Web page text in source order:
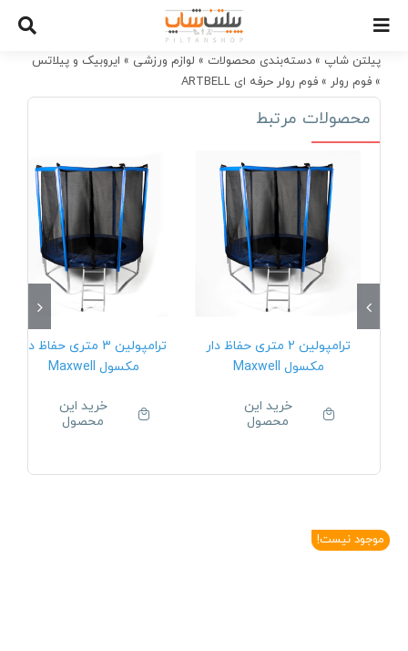
contentپیلتن شاپ » دسته‌بندی محصولات » لوازم ورزشی » ایروبیک و پیلاتس
» فوم رولر » فوم رولر حرفه ای ARTBELL
محصولات مرتبط
ترامپولین 2 متری حفاظ دار
مکسول Maxwell
خرید این
محصول
ترامپولین 3 متری حفاظ دار
مکسول Maxwell
خرید این
محصول
موجود نیست!